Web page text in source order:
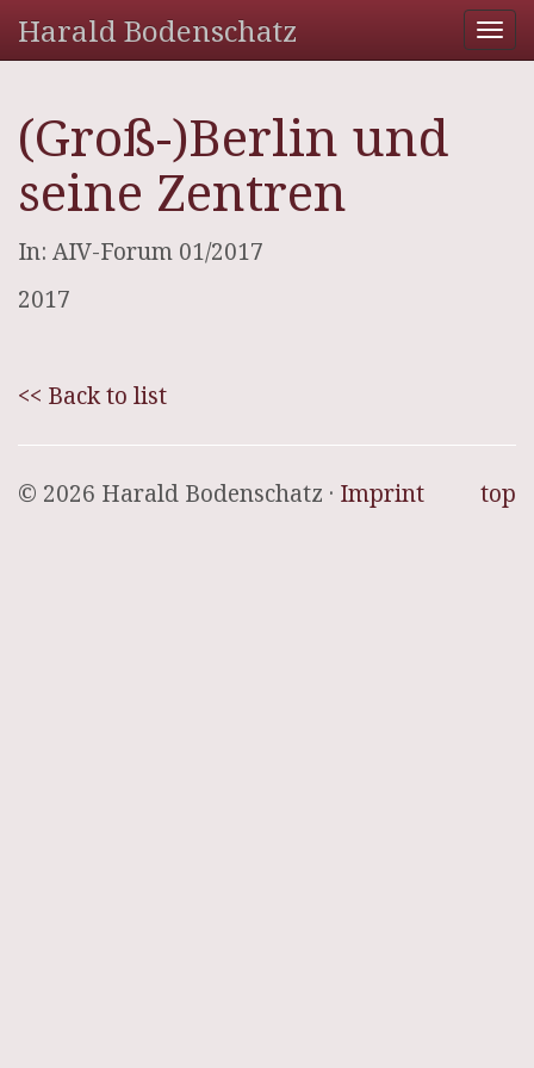
Harald Bodenschatz
(Groß-)Berlin und
seine Zentren
In: AIV-Forum 01/2017
2017
<< Back to list
top
© 2026 Harald Bodenschatz · Imprint